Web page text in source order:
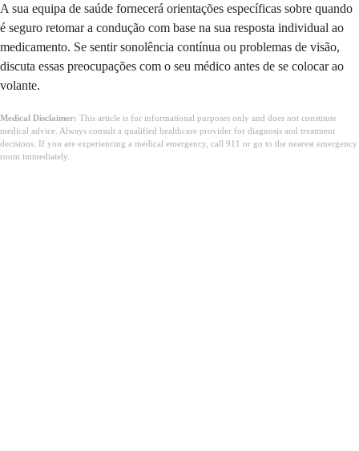
A sua equipa de saúde fornecerá orientações específicas sobre quando
é seguro retomar a condução com base na sua resposta individual ao
medicamento. Se sentir sonolência contínua ou problemas de visão,
discuta essas preocupações com o seu médico antes de se colocar ao
volante.
Medical Disclaimer: This article is for informational purposes only and does not constitute
medical advice. Always consult a qualified healthcare provider for diagnosis and treatment
decisions. If you are experiencing a medical emergency, call 911 or go to the nearest emergency
room immediately.